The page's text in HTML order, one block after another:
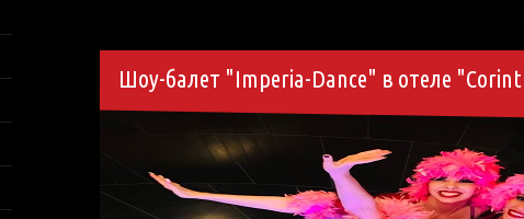
Шоу-балет "Imperia-Dance" в отеле